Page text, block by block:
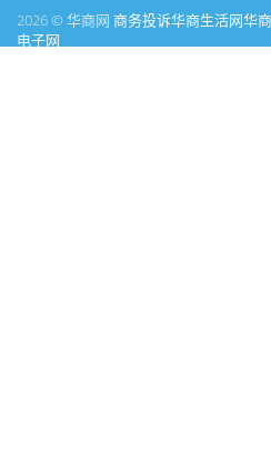
2026 © 华商网 商务投诉华商生活网华
电子网